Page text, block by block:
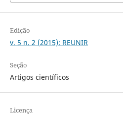
Edição
v. 5 n. 2 (2015): REUNIR
Seção
Artigos científicos
Licença